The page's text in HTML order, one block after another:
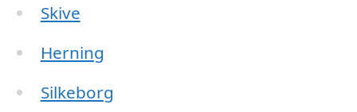
Skive
Herning
Silkeborg